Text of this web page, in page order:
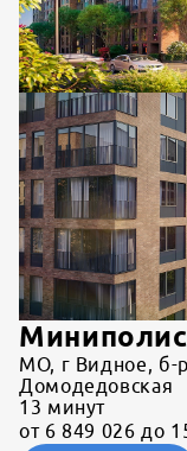
МО, г Видное, б-
Домодедовская
13 минут
от 6 849 026 до